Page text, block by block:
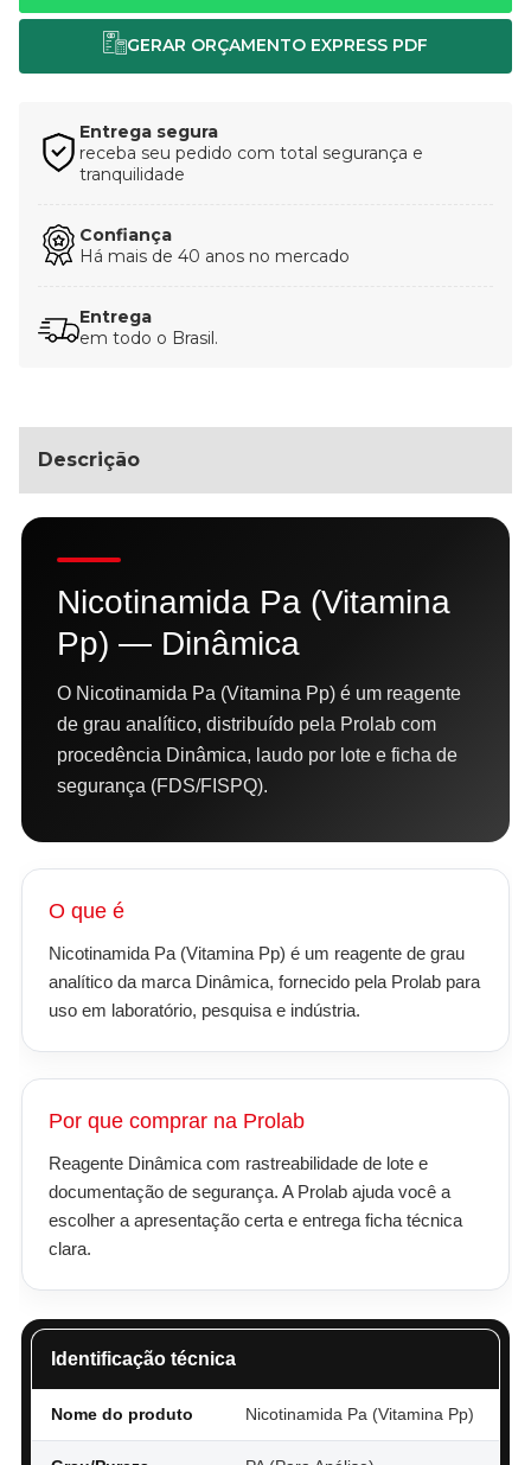
Entrega segura
receba seu pedido com total segurança e
tranquilidade
Confiança
Há mais de 40 anos no mercado
Entrega
em todo o Brasil.
Descrição
Nicotinamida Pa (Vitamina
Pp) — Dinâmica
O Nicotinamida Pa (Vitamina Pp) é um reagente
de grau analítico, distribuído pela Prolab com
procedência Dinâmica, laudo por lote e ficha de
segurança (FDS/FISPQ).
O que é
Nicotinamida Pa (Vitamina Pp) é um reagente de grau
analítico da marca Dinâmica, fornecido pela Prolab para
uso em laboratório, pesquisa e indústria.
Por que comprar na Prolab
Reagente Dinâmica com rastreabilidade de lote e
documentação de segurança. A Prolab ajuda você a
escolher a apresentação certa e entrega ficha técnica
clara.
Identificação técnica
Nome do produto Nicotinamida Pa (Vitamina Pp)